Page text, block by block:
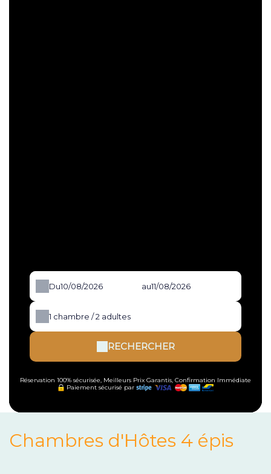
Du au
1 chambre /2 adultes
RECHERCHER
Réservation 100% sécurisée, Meilleurs Prix Garantis, Confirmation Immédiate
Paiement sécurisé par
Chambres d'Hôtes 4 épis